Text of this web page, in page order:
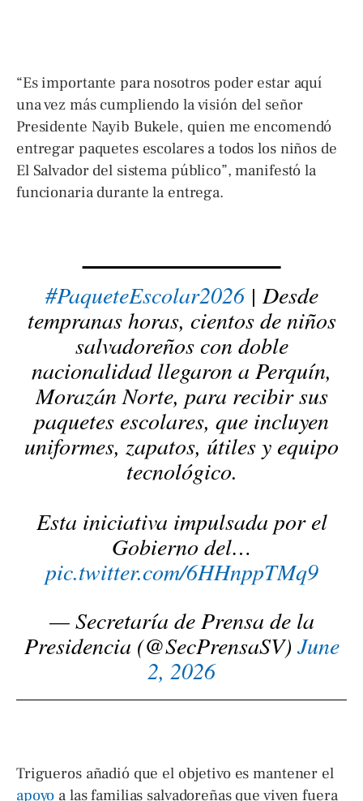
“Es importante para nosotros poder estar aquí
una vez más cumpliendo la visión del señor
Presidente Nayib Bukele, quien me encomendó
entregar paquetes escolares a todos los niños de
El Salvador del sistema público”, manifestó la
funcionaria durante la entrega.
#PaqueteEscolar2026| Desde
tempranas horas, cientos de niños
salvadoreños con doble
nacionalidad llegaron a Perquín,
Morazán Norte, para recibir sus
paquetes escolares, que incluyen
uniformes, zapatos, útiles y equipo
tecnológico.
Esta iniciativa impulsada por el
Gobierno del…
pic.twitter.com/6HHnppTMq9
— Secretaría de Prensa de la
Presidencia (@SecPrensaSV)June
2, 2026
Trigueros añadió que el objetivo es mantener el
apoyo a las familias salvadoreñas que viven fuera